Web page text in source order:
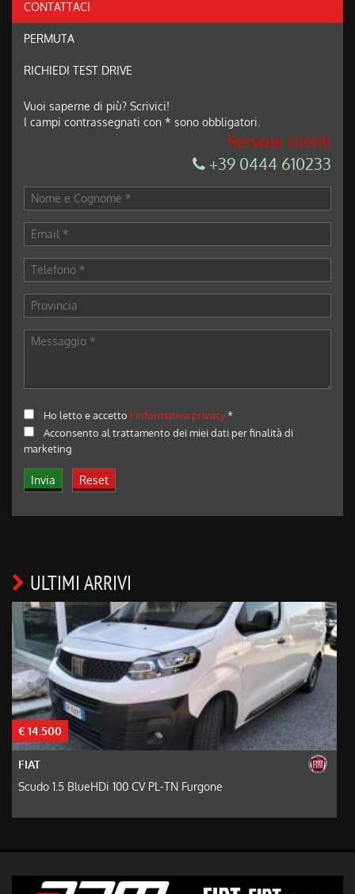
CONTATTACI
PERMUTA
RICHIEDI TEST DRIVE
Vuoi saperne di più? Scrivici!
I campi contrassegnati con * sono obbligatori.
Servizio clienti
+39 0444 610233
Ho letto e accetto l'informativa privacy*
Acconsento al trattamento dei miei dati per finalità di
marketing
ULTIMI ARRIVI
€ 14.500
FIAT
Scudo 1.5 BlueHDi 100 CV PL-TN Furgone